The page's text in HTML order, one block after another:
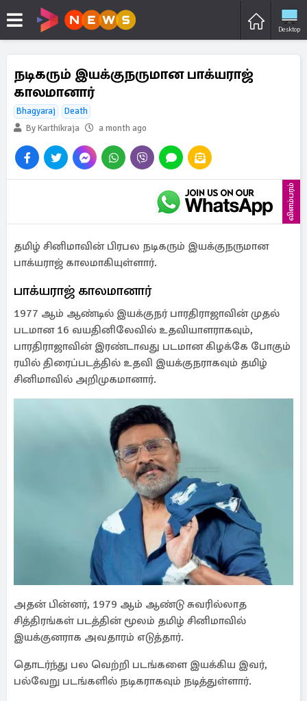
Desktop
நடிகரும் இயக்குநருமான பாக்யராஜ்
காலமானார்
Bhagyaraj
Death
By Karthikraja
a month ago
விளம்பரம்
தமிழ் சினிமாவின் பிரபல நடிகரும் இயக்குநருமான
பாக்யராஜ் காலமாகியுள்ளார்.
பாக்யராஜ் காலமானார்
1977 ஆம் ஆண்டில் இயக்குநர் பாரதிராஜாவின் முதல்
படமான 16 வயதினிலேவில் உதவியாளராகவும்,
பாரதிராஜாவின் இரண்டாவது படமான கிழக்கே போகும்
ரயில் திரைப்படத்தில் உதவி இயக்குநராகவும் தமிழ்
சினிமாவில் அறிமுகமானார்.
அதன் பின்னர், 1979 ஆம் ஆண்டு சுவரில்லாத
சித்திரங்கள் படத்தின் மூலம் தமிழ் சினிமாவில்
இயக்குனராக அவதாரம் எடுத்தார்.
தொடர்ந்து பல வெற்றி படங்களை இயக்கிய இவர்,
பல்வேறு படங்களில் நடிகராகவும் நடித்துள்ளார்.